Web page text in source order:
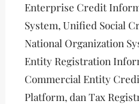
Enterprise Credit
System, Unified Social
National Organization
Entity Registration
Commercial Entity
Platform, dan Tax